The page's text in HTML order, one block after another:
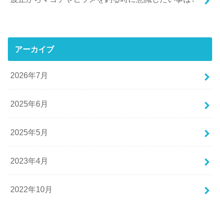
アーカイブ
2026年7月
2025年6月
2025年5月
2023年4月
2022年10月